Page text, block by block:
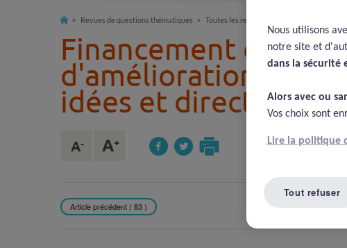
Revues de questions thématiques Toutes les revues de questions
Financement de la
d'amélioration de la
idées et directions
Article précédent ( 83 ) REVENIR À LA LISTE
Nous utilisons
notre site et
dans la sécurité
Alors avec ou
Vos choix sont
Lire la politique
Tout refuser